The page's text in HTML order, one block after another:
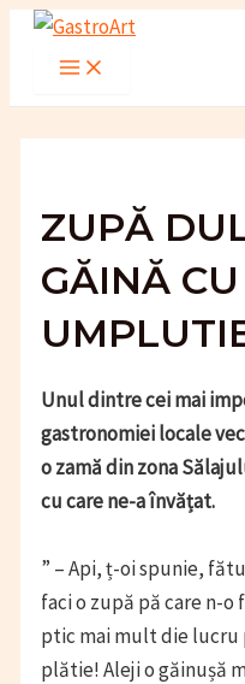
Skip
Main
ZUPĂ
GĂINĂ
Unul dintre cei mai
gastronomiei locale
o zamă din zona
cu care ne-a învățat.
” – Api, ț-oi spunie,
faci o zupă pă care n-o
ptic mai mult die lucru
plătie! Aleji o găinușă